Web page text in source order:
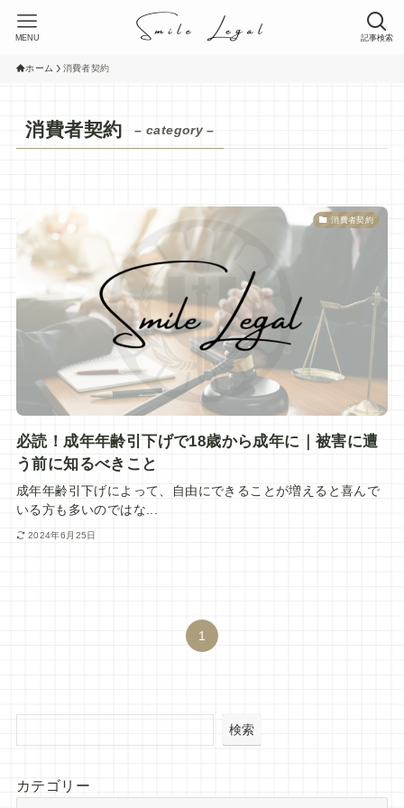
記事検索
MENU
ホーム 消費者契約
消費者契約 – category –
消費者契約
必読！成年年齢引下げで18歳から成年に｜被害に遭
う前に知るべきこと
成年年齢引下げによって、自由にできることが増えると喜んで
いる方も多いのではな...
2024年6月25日
1
検索
カテゴリー